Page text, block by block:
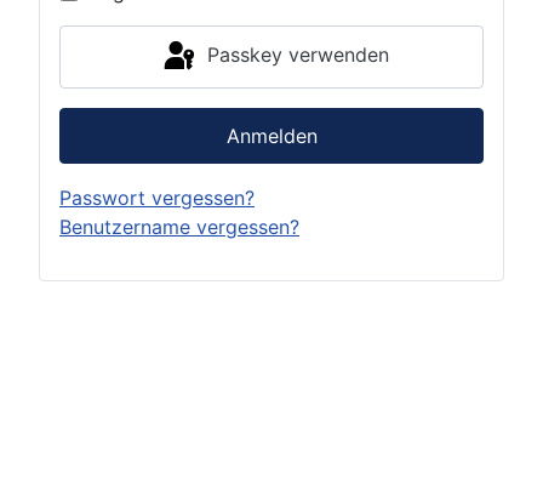
Passkey verwenden
Anmelden
Passwort vergessen?
Benutzername vergessen?